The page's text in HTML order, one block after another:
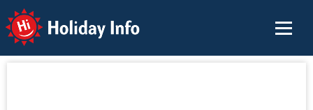
Holiday Info